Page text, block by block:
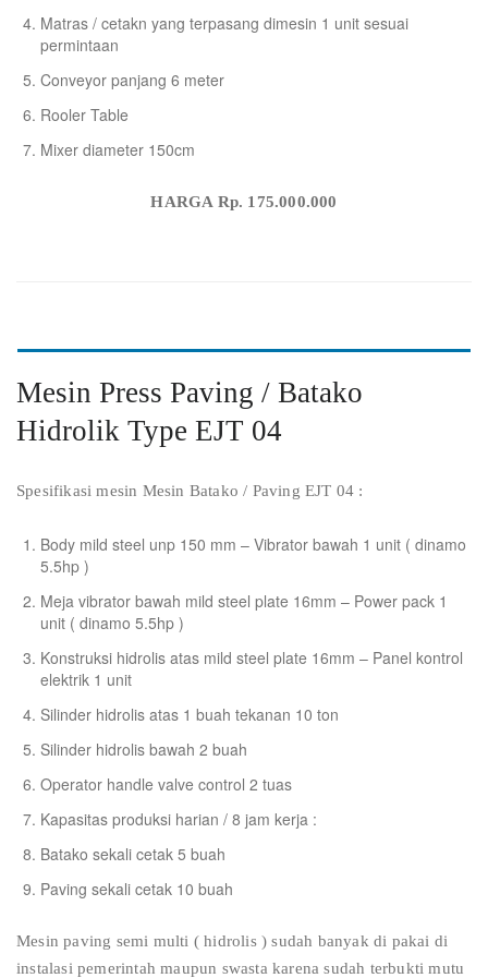
Matras / cetakn yang terpasang dimesin 1 unit sesuai
permintaan
Conveyor panjang 6 meter
Rooler Table
Mixer diameter 150cm
HARGA Rp. 175.000.000
Mesin Press Paving / Batako
Hidrolik Type EJT 04
Spesifikasi mesin Mesin Batako / Paving EJT 04 :
Body mild steel unp 150 mm – Vibrator bawah 1 unit ( dinamo
5.5hp )
Meja vibrator bawah mild steel plate 16mm – Power pack 1
unit ( dinamo 5.5hp )
Konstruksi hidrolis atas mild steel plate 16mm – Panel kontrol
elektrik 1 unit
Silinder hidrolis atas 1 buah tekanan 10 ton
Silinder hidrolis bawah 2 buah
Operator handle valve control 2 tuas
Kapasitas produksi harian / 8 jam kerja :
Batako sekali cetak 5 buah
Paving sekali cetak 10 buah
Mesin paving semi multi ( hidrolis ) sudah banyak di pakai di
instalasi pemerintah maupun swasta karena sudah terbukti mutu